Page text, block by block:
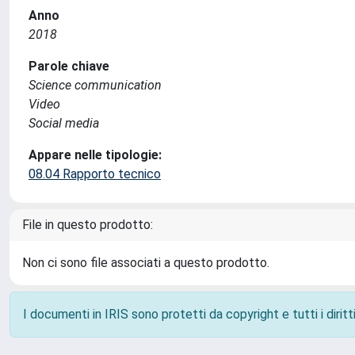
Anno
2018
Parole chiave
Science communication
Video
Social media
Appare nelle tipologie:
08.04 Rapporto tecnico
File in questo prodotto:
Non ci sono file associati a questo prodotto.
I documenti in IRIS sono protetti da copyright e tutti i